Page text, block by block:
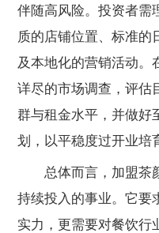
伴随高风险。投资者需
质的店铺位置、标准的
及本地化的营销活动。
详尽的市场调查，评估
群与租金水平，并做好
划，以平稳度过开业培
总体而言，加盟茶
持续投入的事业。它要
实力，更需要对餐饮行